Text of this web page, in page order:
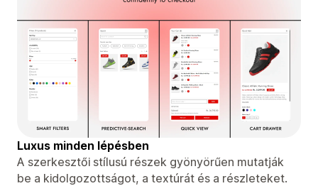
Luxus minden lépésben
A szerkesztői stílusú részek gyönyörűen mutatják
be a kidolgozottságot, a textúrát és a részleteket.